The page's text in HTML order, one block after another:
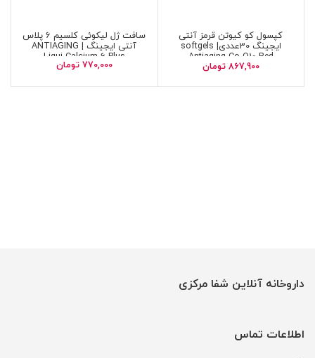
کپسول کو کیوتن قرمز آنتی
ایجینگ 30عددی| softgels
Antiaging Co Q10 Red
867,900 تومان
سافت ژل لیکوئی کلسیم 6 پلاس
آنتی ایجینگ | ANTIAGING
Liqui Calcium 6 Plus
770,000 تومان
داروخانه آنلاین شفا مرکزی
اطلاعات تماس